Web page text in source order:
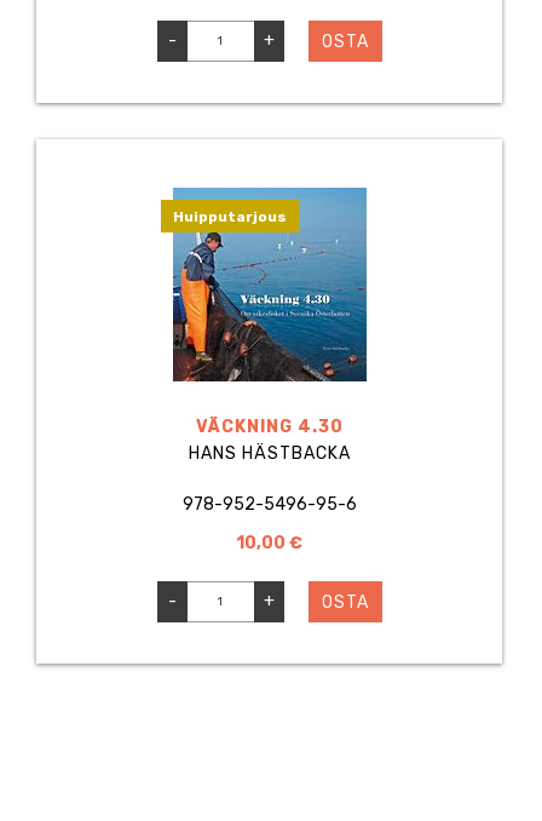
- + OSTA
Huipputarjous
VÄCKNING 4.30
HANS HÄSTBACKA
978-952-5496-95-6
10,00 €
- + OSTA